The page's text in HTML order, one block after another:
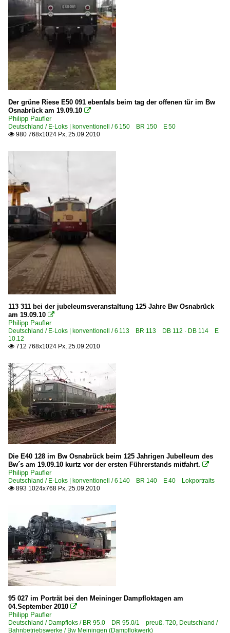
Hamburg Hbf ·AH·
Hamburg (sonstige)
Hamburg-Altona
Hamburg-Harburg
Bahnhöfe (L - Q)
Leipzig Hbf ·LL·
Lindau
Maschen
Nossen
Bahnhöfe (R - Z)
Regensburg Hbf ·NRH·
Salzwedel
Schöna
Schwerin
Weimar (alle Bahnhöfe)
Bahntechnische Anlagen und Kunstbauten
Dampfloks
BR 01 DB 001 · DR 01.20 ·DRG-Einheitslok·
BR 01.10 Öl DB 012 ·DB-Umbau·
BR 01.5 DR 01.15 ·DR-Rekolok·
BR 03 DB 003 · DR 03.2
BR 18.4-6 DB 018 bayer. S 3/6
BR 19 sächs. XX HV
BR 23 DB 023 ·DB-Neubau·
BR 41 DR 41.1 ·Reko-Lok·
BR 41 Öl DB 042 ·DB-Umbau·
BR 43 DR 43.1 ·DRG-Einheitslok·
BR 44 DB 044 · DR 44.0-2
BR 50 DR 50.35-37 ·DR-Rekolok·
BR 52 DR 52.1-7/52.9 ·Kriegslok·
BR 55.0-6 DB 055 preuß. G 7.1
BR 58.2-21 bad. sächs. württ. preuß. G 12
Der grüne Riese E50 091 ebenfals beim tag der offenen tür im Bw
Osnabrück am 19.09.10 
Philipp Paufler
Deutschland / E-Loks | konventionell / 6 150 BR 150 E 50
 980 768x1024 Px, 25.09.2010
113 311 bei der jubeleumsveranstaltung 125 Jahre Bw Osnabrück
am 19.09.10 
Philipp Paufler
Deutschland / E-Loks | konventionell / 6 113 BR 113 DB 112 · DB 114 E
10.12
 712 768x1024 Px, 25.09.2010
Die E40 128 im Bw Osnabrück beim 125 Jahrigen Jubelleum des
Bw´s am 19.09.10 kurtz vor der ersten Führerstands mitfahrt. 
Philipp Paufler
Deutschland / E-Loks | konventionell / 6 140 BR 140 E 40 Lokportraits
 893 1024x768 Px, 25.09.2010
95 027 im Porträt bei den Meininger Dampfloktagen am
04.September 2010 
Philipp Paufler
Deutschland / Dampfloks / BR 95.0 DR 95.0/1 preuß. T20, Deutschland /
Bahnbetriebswerke / Bw Meiningen (Dampflokwerk)